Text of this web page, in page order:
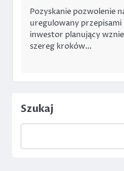
Pozyskanie pozwolenie
uregulowany
inwestor planujący
szereg kroków…
Szukaj